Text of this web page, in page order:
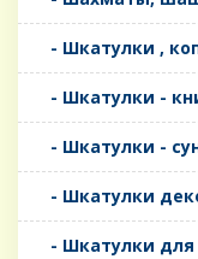
- Шкатулки ,
- Шкатулки -
- Шкатулки -
- Шкатулки
- Шкатулки для